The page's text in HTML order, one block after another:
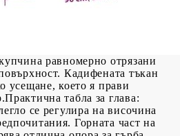
равномерно отрязани
Кадифената тъкан
усещане, което я прави
табла за глава:
се регулира на височина
Горната част на